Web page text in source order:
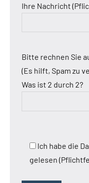
Ihre Nachricht
Bitte rechnen Sie
(Es hilft, Spam zu
Was ist 2 durch 2?
Ich habe die
gelesen